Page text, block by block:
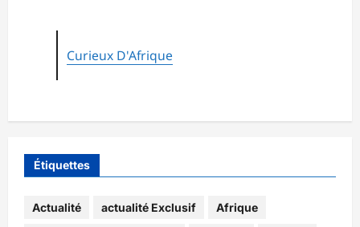
Curieux D'Afrique
Étiquettes
Actualité actualité Exclusif Afrique